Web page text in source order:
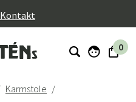
Kontakt
0
Karmstole